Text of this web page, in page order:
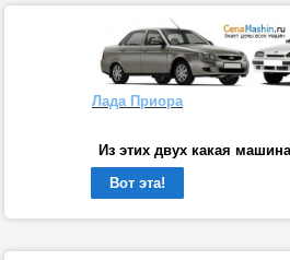
Лада Приора
Из этих двух какая
Вот эта!